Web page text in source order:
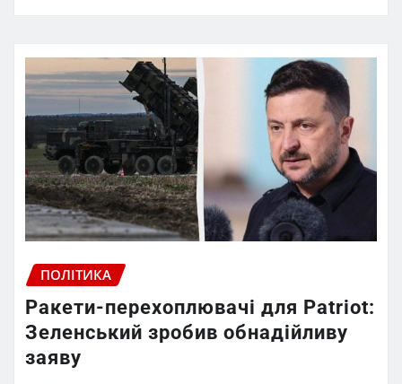
ПОЛІТИКА
Ракети-перехоплювачі для Patriot:
Зеленський зробив обнадійливу
заяву